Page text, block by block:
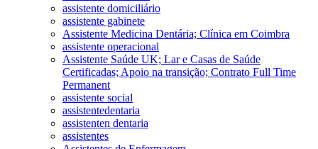
assistente domiciliário
assistente gabinete
Assistente Medicina Dentária; Clínica em Coimbra
assistente operacional
Assistente Saúde UK; Lar e Casas de Saúde
Certificadas; Apoio na transição; Contrato Full Time
Permanent
assistente social
assistentedentaria
assistenten dentaria
assistentes